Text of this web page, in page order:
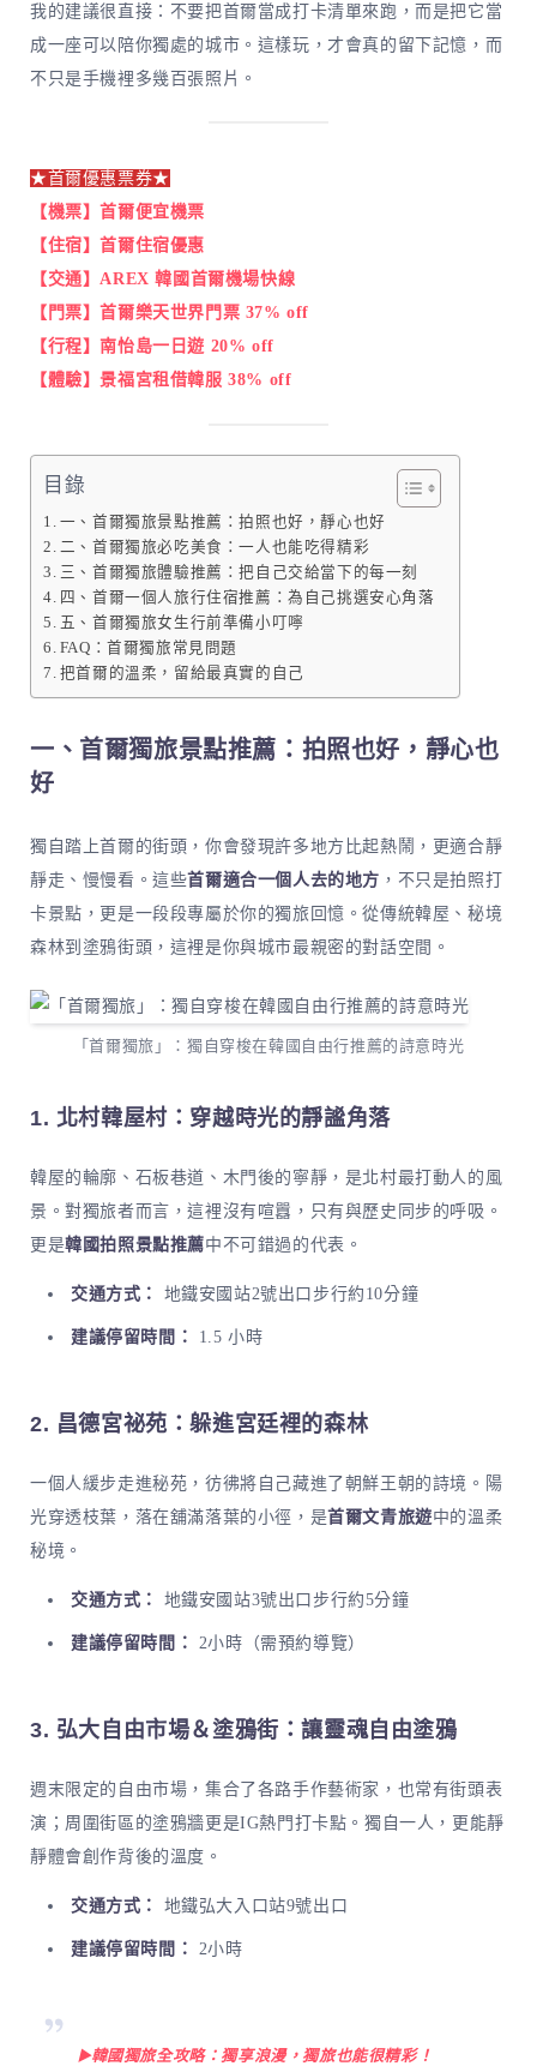
我的建議很直接：不要把首爾當成打卡清單來跑，而是把它當
成一座可以陪你獨處的城市。這樣玩，才會真的留下記憶，而
不只是手機裡多幾百張照片。
★首爾優惠票券★
【機票】首爾便宜機票
【住宿】首爾住宿優惠
【交通】AREX 韓國首爾機場快線
【門票】首爾樂天世界門票 37% off
【行程】南怡島一日遊 20% off
【體驗】景福宮租借韓服 38% off
目錄
一、首爾獨旅景點推薦：拍照也好，靜心也好
二、首爾獨旅必吃美食：一人也能吃得精彩
三、首爾獨旅體驗推薦：把自己交給當下的每一刻
四、首爾一個人旅行住宿推薦：為自己挑選安心角落
五、首爾獨旅女生行前準備小叮嚀
FAQ：首爾獨旅常見問題
把首爾的溫柔，留給最真實的自己
一、首爾獨旅景點推薦：拍照也好，靜心也
好
獨自踏上首爾的街頭，你會發現許多地方比起熱鬧，更適合靜
靜走、慢慢看。這些首爾適合一個人去的地方 ，不只是拍照打
卡景點，更是一段段專屬於你的獨旅回憶。從傳統韓屋、秘境
森林到塗鴉街頭，這裡是你與城市最親密的對話空間。
「首爾獨旅」：獨自穿梭在韓國自由行推薦的詩意時光
1. 北村韓屋村：穿越時光的靜謐角落
韓屋的輪廓、石板巷道、木門後的寧靜，是北村最打動人的風
景。對獨旅者而言，這裡沒有喧囂，只有與歷史同步的呼吸。
更是韓國拍照景點推薦中不可錯過的代表。
交通方式： 地鐵安國站2號出口步行約10分鐘
建議停留時間： 1.5 小時
2. 昌德宮祕苑：躲進宮廷裡的森林
一個人緩步走進秘苑，彷彿將自己藏進了朝鮮王朝的詩境。陽
光穿透枝葉，落在舖滿落葉的小徑，是首爾文青旅遊中的溫柔
秘境。
交通方式： 地鐵安國站3號出口步行約5分鐘
建議停留時間： 2小時（需預約導覽）
3. 弘大自由市場＆塗鴉街：讓靈魂自由塗鴉
週末限定的自由市場，集合了各路手作藝術家，也常有街頭表
演；周圍街區的塗鴉牆更是IG熱門打卡點。獨自一人，更能靜
靜體會創作背後的溫度。
交通方式： 地鐵弘大入口站9號出口
建議停留時間： 2小時
▶️韓國獨旅全攻略：獨享浪漫，獨旅也能很精彩！